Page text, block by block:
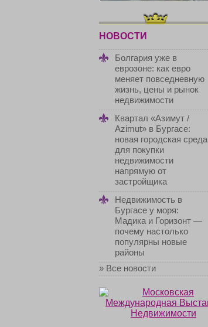
НОВОСТИ
Болгария уже в
еврозоне: как евро
меняет повседневную
жизнь, цены и рынок
недвижимости
Квартал «Азимут /
Azimut» в Бургасе:
новая городская среда
для покупки
недвижимости
напрямую от
застройщика
Недвижимость в
Бургасе у моря:
Мадика и Горизонт —
почему настолько
популярны новые
районы
» Все новости